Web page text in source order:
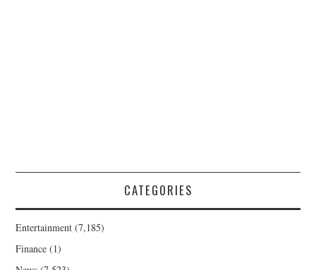
CATEGORIES
Entertainment (7,185)
Finance (1)